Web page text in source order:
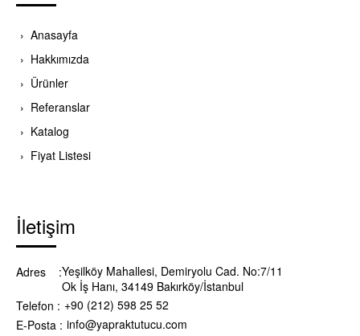
Anasayfa
Hakkımızda
Ürünler
Referanslar
Katalog
Fiyat Listesi
İletişim
Adres :Yeşilköy Mahallesi, Demiryolu Cad. No:7/11
Ok İş Hanı, 34149 Bakırköy/İstanbul
Telefon : +90 (212) 598 25 52
E-Posta : info@yapraktutucu.com